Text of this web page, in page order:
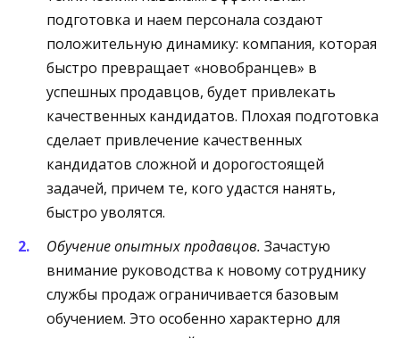
подготовка и наем персонала создают
положительную динамику: компания, которая
быстро превращает «новобранцев» в
успешных продавцов, будет привлекать
качественных кандидатов. Плохая подготовка
сделает привлечение качественных
кандидатов сложной и дорогостоящей
задачей, причем те, кого удастся нанять,
быстро уволятся.
Обучение опытных продавцов. Зачастую
внимание руководства к новому сотруднику
службы продаж ограничивается базовым
обучением. Это особенно характерно для